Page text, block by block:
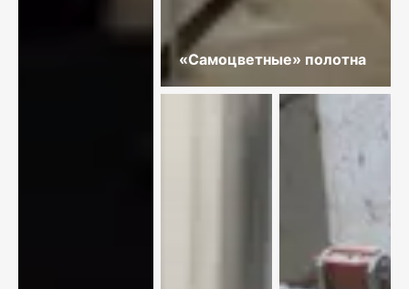
«Самоцветные» полотна